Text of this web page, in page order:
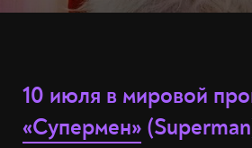
10 июля в мировой
«Супермен»